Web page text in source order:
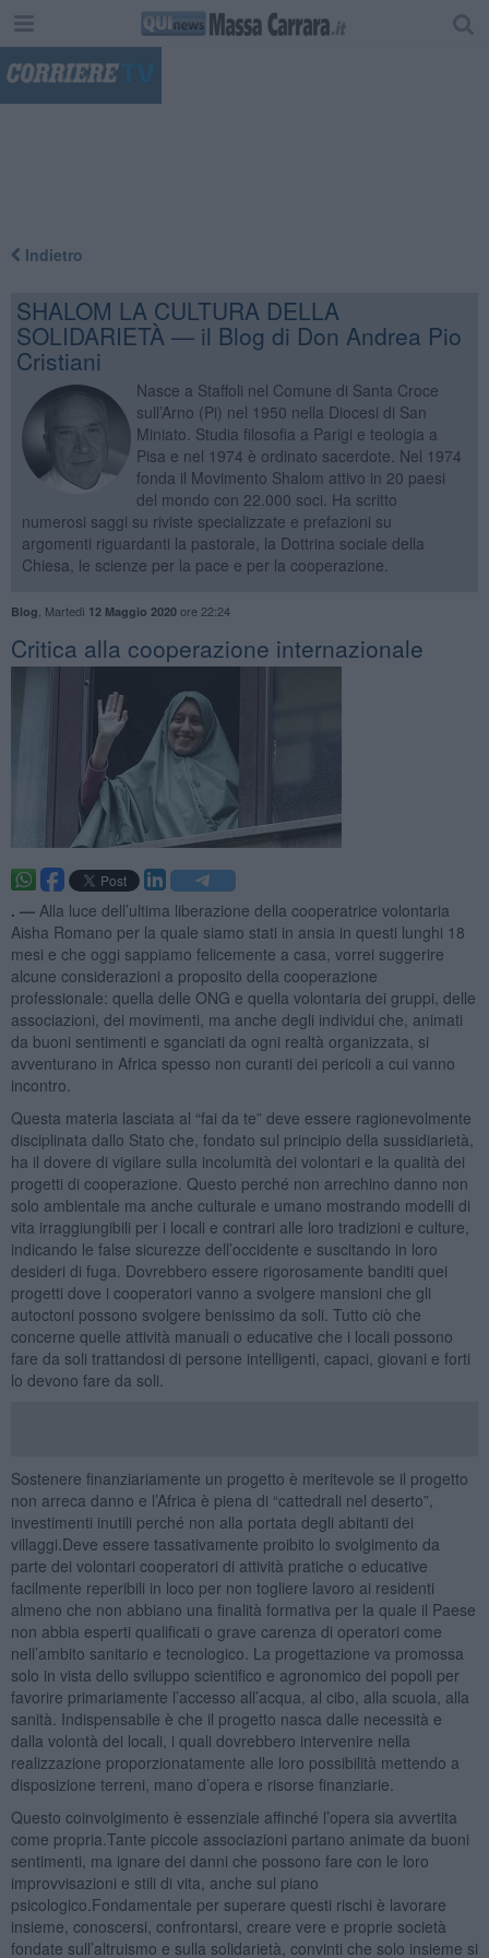
Indietro
SHALOM LA CULTURA DELLA
SOLIDARIETÀ — il Blog di Don Andrea Pio
Cristiani
Nasce a Staffoli nel Comune di Santa Croce
sull’Arno (Pi) nel 1950 nella Diocesi di San
Miniato. Studia filosofia a Parigi e teologia a
Pisa e nel 1974 è ordinato sacerdote. Nel 1974
fonda il Movimento Shalom attivo in 20 paesi
del mondo con 22.000 soci. Ha scritto
numerosi saggi su riviste specializzate e prefazioni su
argomenti riguardanti la pastorale, la Dottrina sociale della
Chiesa, le scienze per la pace e per la cooperazione.
Blog Martedì 12 Maggio 2020ore 22:24
Critica alla cooperazione internazionale
. — Alla luce dell’ultima liberazione della cooperatrice volontaria
Aisha Romano per la quale siamo stati in ansia in questi lunghi 18
mesi e che oggi sappiamo felicemente a casa, vorrei suggerire
alcune considerazioni a proposito della cooperazione
professionale: quella delle ONG e quella volontaria dei gruppi, delle
associazioni, dei movimenti, ma anche degli individui che, animati
da buoni sentimenti e sganciati da ogni realtà organizzata, si
avventurano in Africa spesso non curanti dei pericoli a cui vanno
incontro.
Questa materia lasciata al “fai da te” deve essere ragionevolmente
disciplinata dallo Stato che, fondato sul principio della sussidiarietà,
ha il dovere di vigilare sulla incolumità dei volontari e la qualità dei
progetti di cooperazione. Questo perché non arrechino danno non
solo ambientale ma anche culturale e umano mostrando modelli di
vita irraggiungibili per i locali e contrari alle loro tradizioni e culture,
indicando le false sicurezze dell’occidente e suscitando in loro
desideri di fuga. Dovrebbero essere rigorosamente banditi quei
progetti dove i cooperatori vanno a svolgere mansioni che gli
autoctoni possono svolgere benissimo da soli. Tutto ciò che
concerne quelle attività manuali o educative che i locali possono
fare da soli trattandosi di persone intelligenti, capaci, giovani e forti
lo devono fare da soli.
Sostenere finanziariamente un progetto è meritevole se il progetto
non arreca danno e l’Africa è piena di “cattedrali nel deserto”,
investimenti inutili perché non alla portata degli abitanti dei
villaggi.Deve essere tassativamente proibito lo svolgimento da
parte dei volontari cooperatori di attività pratiche o educative
facilmente reperibili in loco per non togliere lavoro ai residenti
almeno che non abbiano una finalità formativa per la quale il Paese
non abbia esperti qualificati o grave carenza di operatori come
nell’ambito sanitario e tecnologico. La progettazione va promossa
solo in vista dello sviluppo scientifico e agronomico dei popoli per
favorire primariamente l’accesso all’acqua, al cibo, alla scuola, alla
sanità. Indispensabile è che il progetto nasca dalle necessità e
dalla volontà dei locali, i quali dovrebbero intervenire nella
realizzazione proporzionatamente alle loro possibilità mettendo a
disposizione terreni, mano d’opera e risorse finanziarie.
Questo coinvolgimento è essenziale affinché l’opera sia avvertita
come propria.Tante piccole associazioni partano animate da buoni
sentimenti, ma ignare dei danni che possono fare con le loro
improvvisazioni e stili di vita, anche sul piano
psicologico.Fondamentale per superare questi rischi è lavorare
insieme, conoscersi, confrontarsi, creare vere e proprie società
fondate sull’altruismo e sulla solidarietà, convinti che solo insieme si